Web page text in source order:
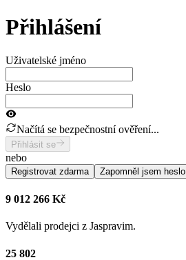
Přihlášení
Uživatelské jméno
Heslo
Načítá se bezpečnostní ověření...
Přihlásit se
nebo
Registrovat zdarma Zapomněl jsem heslo
9 012 266 Kč
Vydělali prodejci z Jaspravim.
25 802